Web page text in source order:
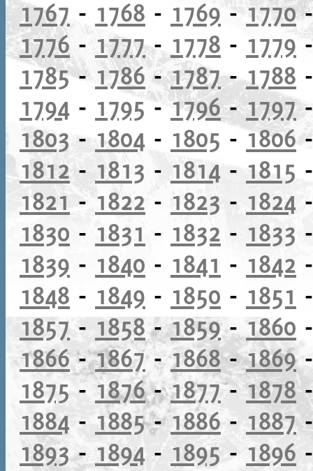
1767 - 1768 - 1769- 1770
1776 - 1777- 1778 - 1779
1785- 1786-1787-1788
1794 - 1795-1796-1797
1803- 1804 - 1805 -1806
1812- 1813 - 1814 - 1815
1821-1822 - 1823 - 1824
1830 - 1831 - 1832 - 1833
1839 - 1840 - 1841 - 1842
1848 - 1849 - 1850 - 1851
1857-1858-1859- 1860
1866-1867-1868-1869
1875 -1876-1877-1878
1884 - 1885-1886- 1887
1893- 1894 - 1895 - 1896